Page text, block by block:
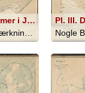
Pl. II Isotermer i Juli